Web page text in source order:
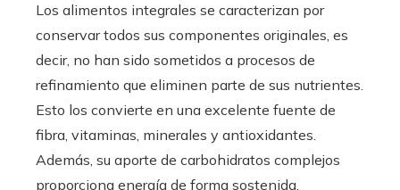
Los alimentos integrales se caracterizan por
conservar todos sus componentes originales, es
decir, no han sido sometidos a procesos de
refinamiento que eliminen parte de sus nutrientes.
Esto los convierte en una excelente fuente de
fibra, vitaminas, minerales y antioxidantes.
Además, su aporte de carbohidratos complejos
proporciona energía de forma sostenida,